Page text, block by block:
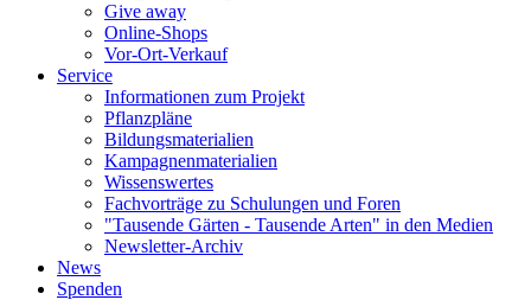
Give away
Online-Shops
Vor-Ort-Verkauf
Service
Informationen zum Projekt
Pflanzpläne
Bildungsmaterialien
Kampagnenmaterialien
Wissenswertes
Fachvorträge zu Schulungen und Foren
"Tausende Gärten - Tausende Arten" in den Medien
Newsletter-Archiv
News
Spenden